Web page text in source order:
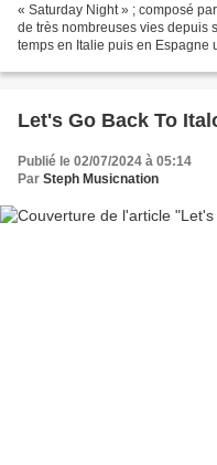
« Saturday Night » ; composé
de très nombreuses vies depuis
temps en Italie puis en Espagne
Let's Go Back To
Publié le 02/07/2024 à 05:14
Par Steph Musicnation